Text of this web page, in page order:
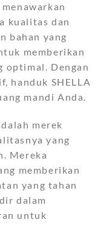
kualitas dan
bahan yang
memberikan
optimal. Dengan
handuk SHELLA
mandi Anda.
merek
yang
Mereka
memberikan
yang tahan
dalam
untuk